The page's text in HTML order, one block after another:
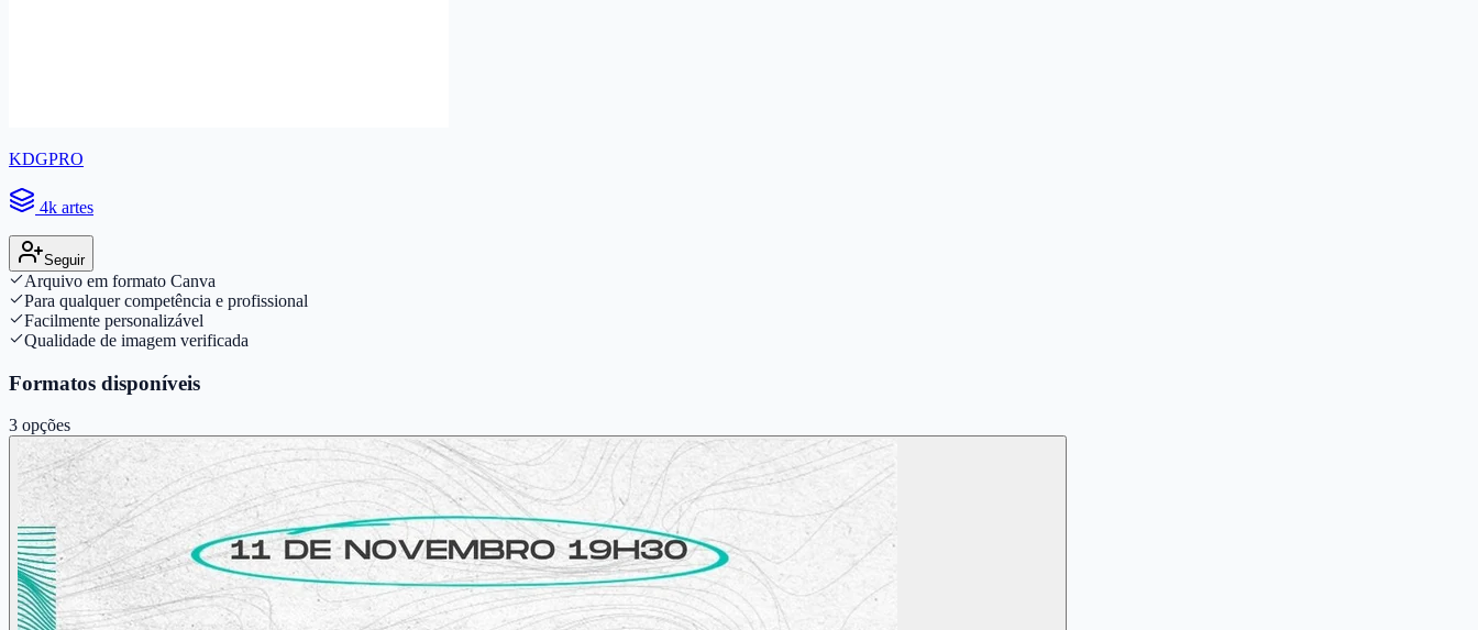
KDGPRO
4k artes
Seguir
Arquivo em formato Canva
Para qualquer competência e profissional
Facilmente personalizável
Qualidade de imagem verificada
Formatos disponíveis
3 opções